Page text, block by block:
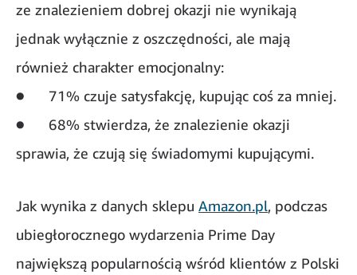
ze znalezieniem dobrej okazji nie wynikają
jednak wyłącznie z oszczędności, ale mają
również charakter emocjonalny:
● 71% czuje satysfakcję, kupując coś za mniej.
● 68% stwierdza, że znalezienie okazji
sprawia, że czują się świadomymi kupującymi.
Jak wynika z danych sklepu Amazon.pl, podczas
ubiegłorocznego wydarzenia Prime Day
największą popularnością wśród klientów z Polski